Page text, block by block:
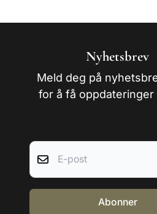
Nyhetsbrev
Meld deg på
for å få oppdateringer
Abonner